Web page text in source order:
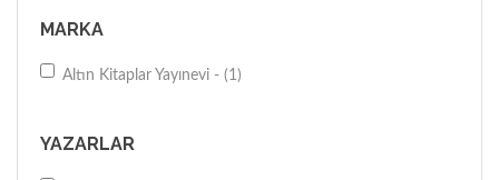
MARKA
Altın Kitaplar Yayınevi - (1)
YAZARLAR